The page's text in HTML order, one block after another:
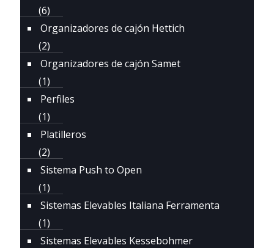
(6)
Organizadores de cajón Hettich
(2)
Organizadores de cajón Samet
(1)
Perfiles
(1)
Platilleros
(2)
Sistema Push to Open
(1)
Sistemas Elevables Italiana Ferramenta
(1)
Sistemas Elevables Kessebohmer